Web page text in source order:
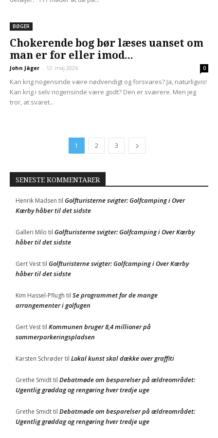
BØGER
Chokerende bog bør læses uanset om
man er for eller imod...
John Jäger - 12. maj 2026 0
Kan krig nogensinde være nødvendigt og forsvares? Ja, naturligvis!
Kan krig i selv nogensinde være godt? Den er sværere. Men jeg
tror, at svaret...
1 2 3
SENESTE KOMMENTARER
Henrik Madsen til Golfturisterne svigter: Golfcamping i Over
Kærby håber til det sidste
Galleri Milo til Golfturisterne svigter: Golfcamping i Over Kærby
håber til det sidste
Gert Vesttil Golfturisterne svigter: Golfcamping i Over Kærby
håber til det sidste
Kim Hassel-Pflugh til Se programmet for de mange
arrangementer i golfugen
Gert Vesttil Kommunen bruger 8,4 millioner på
sommerparkeringspladsen
Karsten Schrødertil Lokal kunst skal dække over graffiti
Grethe Smidttil Debatmøde om besparelser på ældreområdet:
Ugentlig grøddag og rengøring hver tredje uge
Grethe Smidttil Debatmøde om besparelser på ældreområdet:
Ugentlig grøddag og rengøring hver tredje uge